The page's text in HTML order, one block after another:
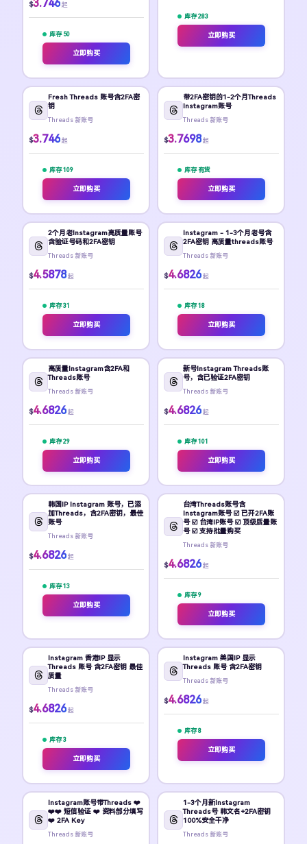
$3.746 起
库存 50
立即购买
库存 283
立即购买
Fresh Threads 账号含2FA密
钥
Threads 新账号
$3.746 起
库存 109
立即购买
带2FA密钥的1-2个月Threads
Instagram账号
Threads 新账号
$3.7698 起
库存 有货
立即购买
2个月老Instagram高质量账号
含验证号码和2FA密钥
Threads 新账号
$4.5878 起
库存 31
立即购买
Instagram - 1-3个月老号含
2FA密钥 高质量threads账号
Threads 新账号
$4.6826 起
库存 18
立即购买
高质量Instagram含2FA和
Threads账号
Threads 新账号
$4.6826 起
库存 29
立即购买
新号Instagram Threads账
号，含已验证2FA密钥
Threads 新账号
$4.6826 起
库存 101
立即购买
韩国IP Instagram 账号，已添
加Threads，含2FA密钥，最佳
账号
Threads 新账号
$4.6826 起
库存 13
立即购买
台湾Threads账号含
Instagram账号 ☑️ 已开2FA账
号 ☑️ 台湾IP账号 ☑️ 顶级质量账
号 ☑️ 支持批量购买
Threads 新账号
$4.6826 起
库存 9
立即购买
Instagram 香港IP 显示
Threads 账号 含2FA密钥 最佳
质量
Threads 新账号
$4.6826 起
库存 3
立即购买
Instagram 美国IP 显示
Threads 账号 含2FA密钥
Threads 新账号
$4.6826 起
库存 8
立即购买
Instagram账号带Threads ❤️
❤️❤️ 短信验证 ❤️ 资料部分填写
❤️ 2FA Key
Threads 新账号
1-3个月新Instagram
Threads号 韩文名+2FA密钥
100%安全干净
Threads 新账号